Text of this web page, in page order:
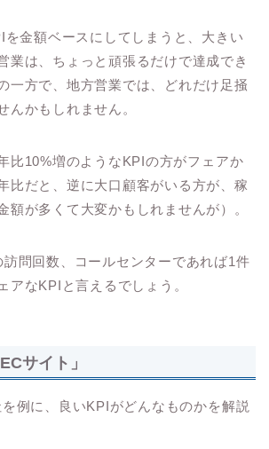
金額ベースにしてしまうと、大きい
業は、ちょっと頑張るだけで達成でき
一方で、地方営業では、どれだけ足掻
んかもしれません。
比10%増のようなKPIの方がフェアか
比だと、逆に大口顧客がいる方が、稼
額が多くて大変かもしれませんが）。
問回数、コールセンターであれば1件
アなKPIと言えるでしょう。
サイト」
例に、良いKPIがどんなものかを解説